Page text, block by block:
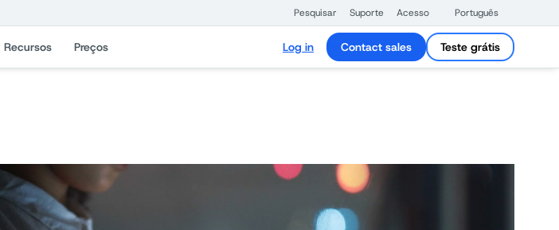
Pesquisar Suporte Acesso Português
Recursos Preços Log in Contact sales Teste grátis